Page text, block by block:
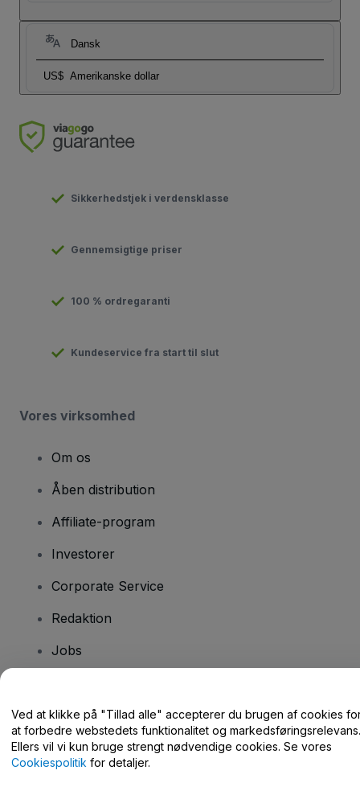
Dansk
US$ Amerikanske dollar
Sikkerhedstjek i verdensklasse
Gennemsigtige priser
100 % ordregaranti
Kundeservice fra start til slut
Vores virksomhed
Om os
Åben distribution
Affiliate-program
Investorer
Corporate Service
Redaktion
Jobs
Har du spørgsmål?
Hjælpecenter / Kontakt os
Ved at klikke på "Tillad alle" accepterer du brugen af cookies
at forbedre webstedets funktionalitet og markedsføringsrelevans.
Ellers vil vi kun bruge strengt nødvendige cookies. Se vores
Cookiespolitik for detaljer.